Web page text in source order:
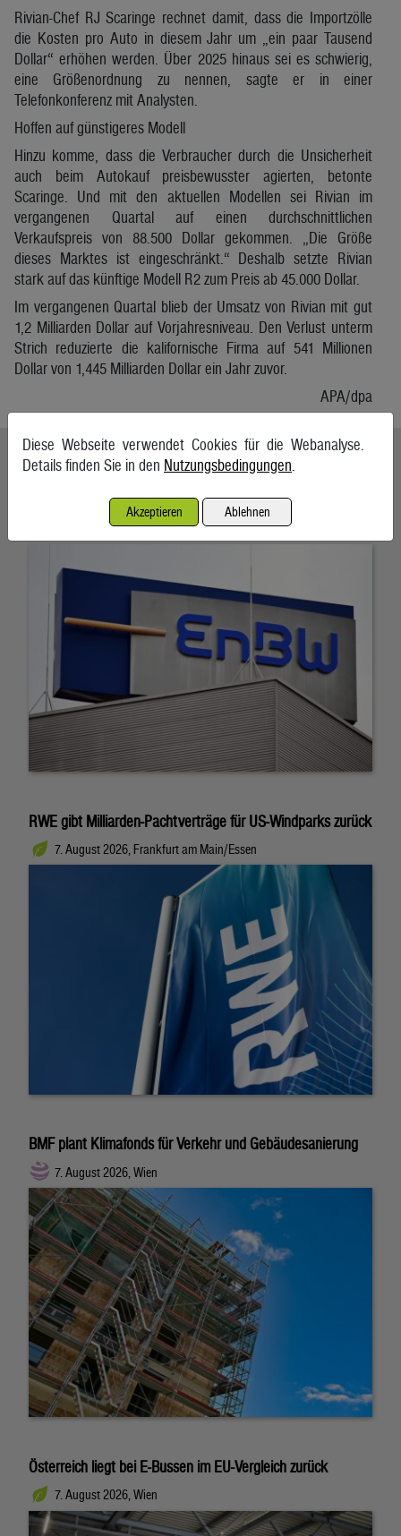
Rivian-Chef RJ Scaringe rechnet damit, dass die Importzölle
die Kosten pro Auto in diesem Jahr um „ein paar Tausend
Dollar“ erhöhen werden. Über 2025 hinaus sei es schwierig,
eine Größenordnung zu nennen, sagte er in einer
Telefonkonferenz mit Analysten.
Hoffen auf günstigeres Modell
Hinzu komme, dass die Verbraucher durch die Unsicherheit
auch beim Autokauf preisbewusster agierten, betonte
Scaringe. Und mit den aktuellen Modellen sei Rivian im
vergangenen Quartal auf einen durchschnittlichen
Verkaufspreis von 88.500 Dollar gekommen. „Die Größe
dieses Marktes ist eingeschränkt.“ Deshalb setzte Rivian
stark auf das künftige Modell R2 zum Preis ab 45.000 Dollar.
Im vergangenen Quartal blieb der Umsatz von Rivian mit gut
1,2 Milliarden Dollar auf Vorjahresniveau. Den Verlust unterm
Strich reduzierte die kalifornische Firma auf 541 Millionen
Dollar von 1,445 Milliarden Dollar ein Jahr zuvor.
APA/dpa
Ähnliche Artikel weiterlesen
EnBW bestätigt Jahresprognose trotz Gewinnrückgangs
7. August 2026, Karlsruhe
RWE gibt Milliarden-Pachtverträge für US-Windparks zurück
7. August 2026, Frankfurt am Main/Essen
BMF plant Klimafonds für Verkehr und Gebäudesanierung
7. August 2026, Wien
Österreich liegt bei E-Bussen im EU-Vergleich zurück
7. August 2026, Wien
Diese Webseite verwendet Cookies für die Webanalyse.
Details finden Sie in den Nutzungsbedingungen
Akzeptieren Ablehnen